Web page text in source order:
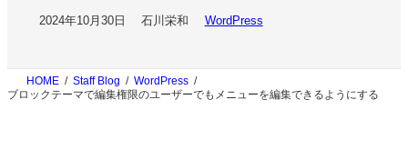
2024年10月30日 石川栄和 WordPress
HOME Staff Blog
WordPress
ブロックテーマで編集権限のユーザーでもメニューを編集できるようにする